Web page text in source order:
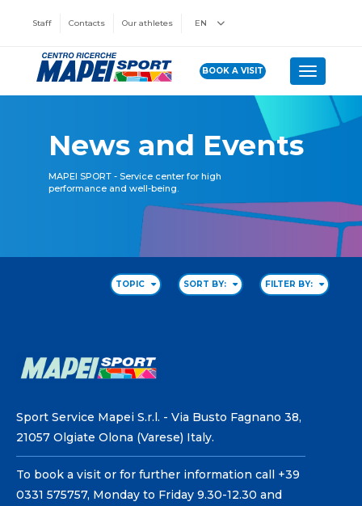
Staff Contacts Our athletes EN
BOOK A VISIT Toggle
News and Events
MAPEI SPORT - Service center for high
performance and well-being.
TOPIC SORT BY: FILTER BY:
Sport Service Mapei S.r.l. - Via Busto Fagnano 38,
21057 Olgiate Olona (Varese) Italy.
To book a visit or for further information call +39
0331 575757, Monday to Friday 9.30-12.30 and